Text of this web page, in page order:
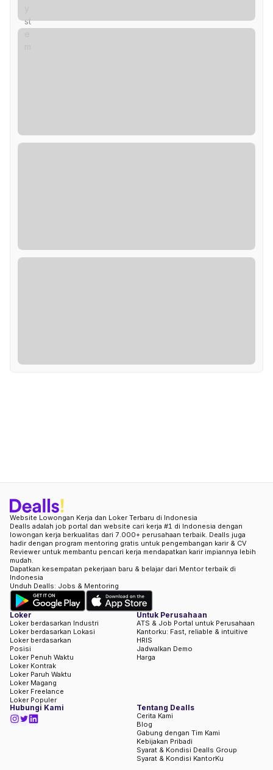
Website Lowongan Kerja dan Loker Terbaru di Indonesia
Dealls adalah job portal dan website cari kerja #1 di Indonesia dengan
lowongan kerja berkualitas dari 7.000+ perusahaan terbaik. Dealls juga
hadir dengan program mentoring gratis untuk pengembangan karir & CV
Reviewer untuk membantu pencari kerja mendapatkan karir impiannya lebih
mudah.
Dapatkan kesempatan pekerjaan baru & belajar dari Mentor terbaik di
Indonesia
Unduh Dealls: Jobs & Mentoring
Loker
Loker berdasarkan Industri
Loker berdasarkan Lokasi
Loker berdasarkan
Posisi
Loker Penuh Waktu
Loker Kontrak
Loker Paruh Waktu
Loker Magang
Loker Freelance
Loker Populer
Untuk Perusahaan
ATS & Job Portal untuk Perusahaan
Kantorku: Fast, reliable & intuitive
HRIS
Jadwalkan Demo
Harga
Hubungi Kami Tentang Dealls
Cerita Kami
Blog
Gabung dengan Tim Kami
Kebijakan Pribadi
Syarat & Kondisi Dealls Group
Syarat & Kondisi KantorKu